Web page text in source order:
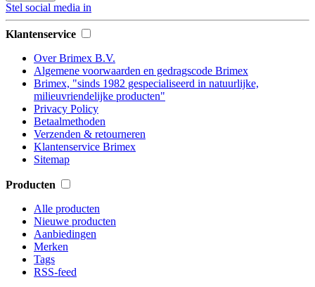
Stel social media in
Klantenservice
Over Brimex B.V.
Algemene voorwaarden en gedragscode Brimex
Brimex, "sinds 1982 gespecialiseerd in natuurlijke,
milieuvriendelijke producten"
Privacy Policy
Betaalmethoden
Verzenden & retourneren
Klantenservice Brimex
Sitemap
Producten
Alle producten
Nieuwe producten
Aanbiedingen
Merken
Tags
RSS-feed